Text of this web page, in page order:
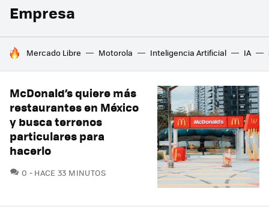
Empresa
HOY SE HABLA DE
Mercado Libre Motorola Inteligencia Artificial IA
McDonald’s quiere más
restaurantes en México
y busca terrenos
particulares para
hacerlo
0 COMENTARIOS
HACE 33 MINUTOS